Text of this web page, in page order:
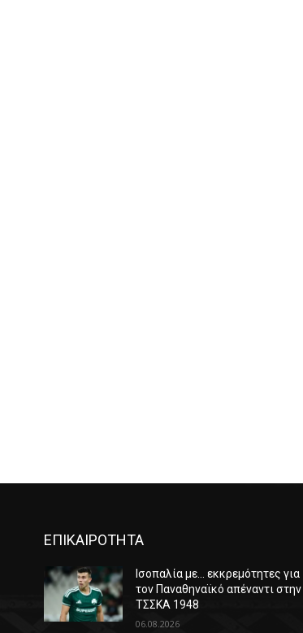
ΕΠΙΚΑΙΡΟΤΗΤΑ
Ισοπαλία με… εκκρεμότητες για
τον Παναθηναϊκό απέναντι στην
ΤΣΣΚΑ 1948
06.08.2026